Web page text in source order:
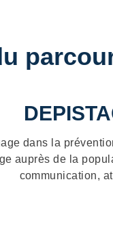
dans la
auprès de la
communication,